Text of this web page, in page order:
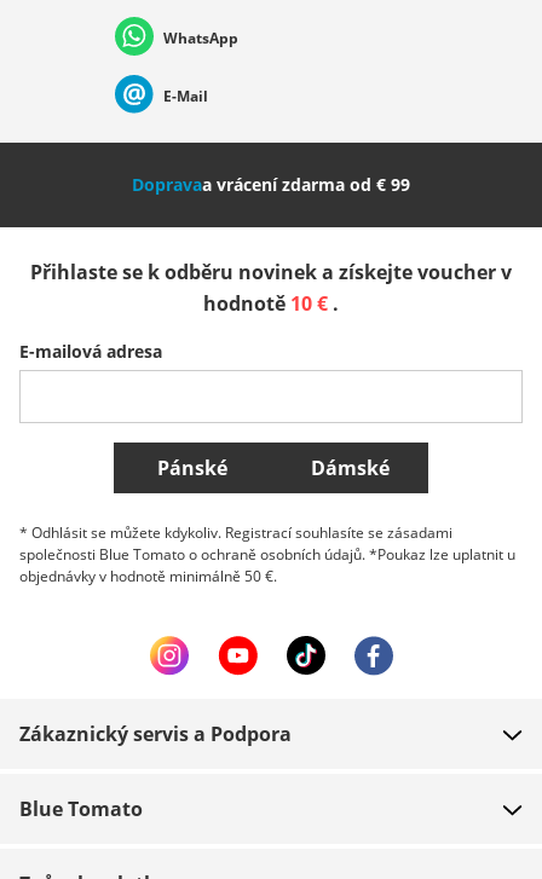
Nederland Italia (Italiano) Italien (Deutsch)
Slovenija
Belgique (Français) Danmark Norge
Všechny země
WhatsApp
E-Mail
Dopravaa vrácení zdarma od € 99
Přihlaste se k odběru novinek a získejte voucher v
hodnotě 10 € .
E-mailová adresa
Pánské Dámské
* Odhlásit se můžete kdykoliv. Registrací souhlasíte se zásadami
společnosti Blue Tomato o ochraně osobních údajů. *Poukaz lze uplatnit u
objednávky v hodnotě minimálně 50 €.
Zákaznický servis a Podpora
Platba
Blue Tomato